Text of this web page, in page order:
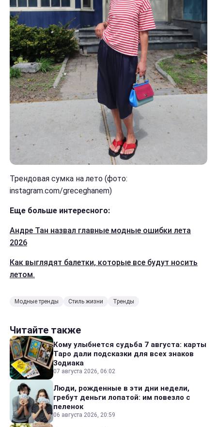
Трендовая сумка на лето (фото:
instagram.com/greceghanem)
Еще больше интересного:
Андре Тан назвал главные модные ошибки лета
2026
Как выглядят балетки, которые все будут носить
летом.
Модные тренды Стиль жизни Тренды
Читайте также
Кому улыбнется судьба 7 августа: карты
Таро дали подсказки для всех знаков
Зодиака
07 августа 2026, 06:02
Люди, рожденные в эти дни недели,
гребут деньги лопатой: им повезло с
пеленок
06 августа 2026, 20:59